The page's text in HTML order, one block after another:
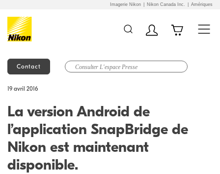
Imagerie Nikon Nikon Canada Inc. Amériques
Contact
19 avril 2016
La version Android de
l’application SnapBridge de
Nikon est maintenant
disponible.